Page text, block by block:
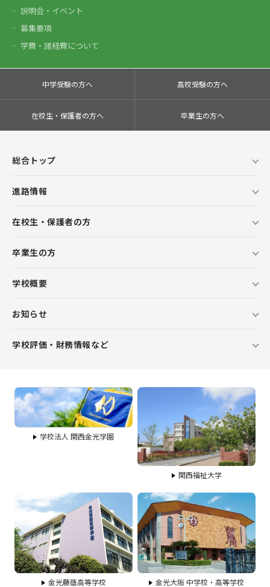
説明会・イベント
募集要項
学費・諸経費について
中学受験の方へ 高校受験の方へ
在校生・保護者の方へ 卒業生の方へ
総合トップ
進路情報
在校生・保護者の方
卒業生の方
学校概要
お知らせ
学校評価・財務情報など
学校法人 関西金光学園
関西福祉大学
金光藤蔭高等学校 金光大阪 中学校・高等学校